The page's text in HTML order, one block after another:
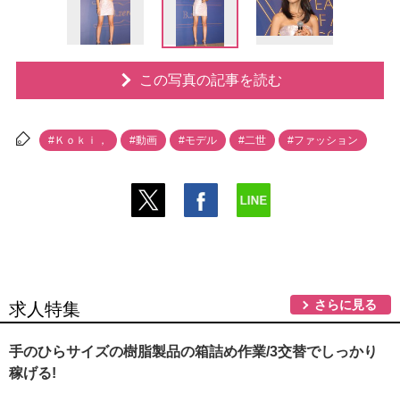
この写真の記事を読む
#Ｋｏｋｉ， #動画 #モデル #二世 #ファッション
求人特集 さらに見る
手のひらサイズの樹脂製品の箱詰め作業/3交替でしっかり
稼げる!